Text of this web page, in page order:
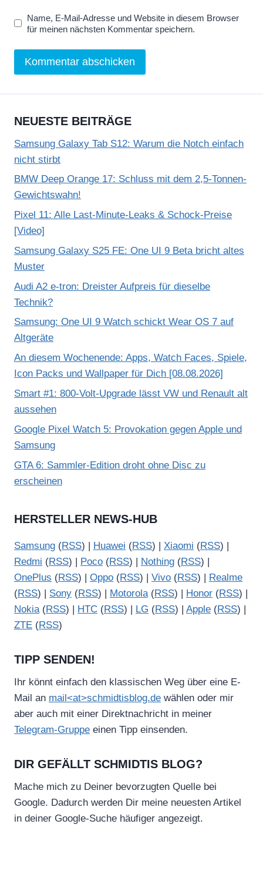
Name, E-Mail-Adresse und Website in diesem Browser
für meinen nächsten Kommentar speichern.
NEUESTE BEITRÄGE
Samsung Galaxy Tab S12: Warum die Notch einfach
nicht stirbt
BMW Deep Orange 17: Schluss mit dem 2,5-Tonnen-
Gewichtswahn!
Pixel 11: Alle Last-Minute-Leaks & Schock-Preise
[Video]
Samsung Galaxy S25 FE: One UI 9 Beta bricht altes
Muster
Audi A2 e-tron: Dreister Aufpreis für dieselbe
Technik?
Samsung: One UI 9 Watch schickt Wear OS 7 auf
Altgeräte
An diesem Wochenende: Apps, Watch Faces, Spiele,
Icon Packs und Wallpaper für Dich [08.08.2026]
Smart #1: 800-Volt-Upgrade lässt VW und Renault alt
aussehen
Google Pixel Watch 5: Provokation gegen Apple und
Samsung
GTA 6: Sammler-Edition droht ohne Disc zu
erscheinen
HERSTELLER NEWS-HUB
Samsung (RSS) | Huawei (RSS) | Xiaomi (RSS) |
Redmi (RSS) | Poco (RSS) | Nothing (RSS) |
OnePlus (RSS) | Oppo (RSS) | Vivo (RSS) |
Realme
(RSS) | Sony (RSS) | Motorola(RSS) | Honor (RSS) |
Nokia(RSS) | HTC (RSS) | LG (RSS) | Apple (RSS) |
ZTE (RSS)
TIPP SENDEN!
Ihr könnt einfach den klassischen Weg über eine E-
Mail an mail<at>schmidtisblog.de wählen oder mir
aber auch mit einer Direktnachricht in meiner
Telegram-Gruppe einen Tipp einsenden.
DIR GEFÄLLT SCHMIDTIS BLOG?
Mache mich zu Deiner bevorzugten Quelle bei
Google. Dadurch werden Dir meine neuesten Artikel
in deiner Google-Suche häufiger angezeigt.